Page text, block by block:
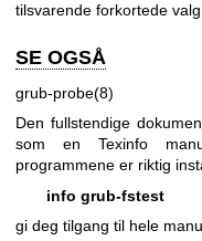
tilsvarende forkortede
SE OGSÅ
grub-probe(8)
Den fullstendige
som en Texinfo
programmene er riktig
info grub-fstest
gi deg tilgang til hele